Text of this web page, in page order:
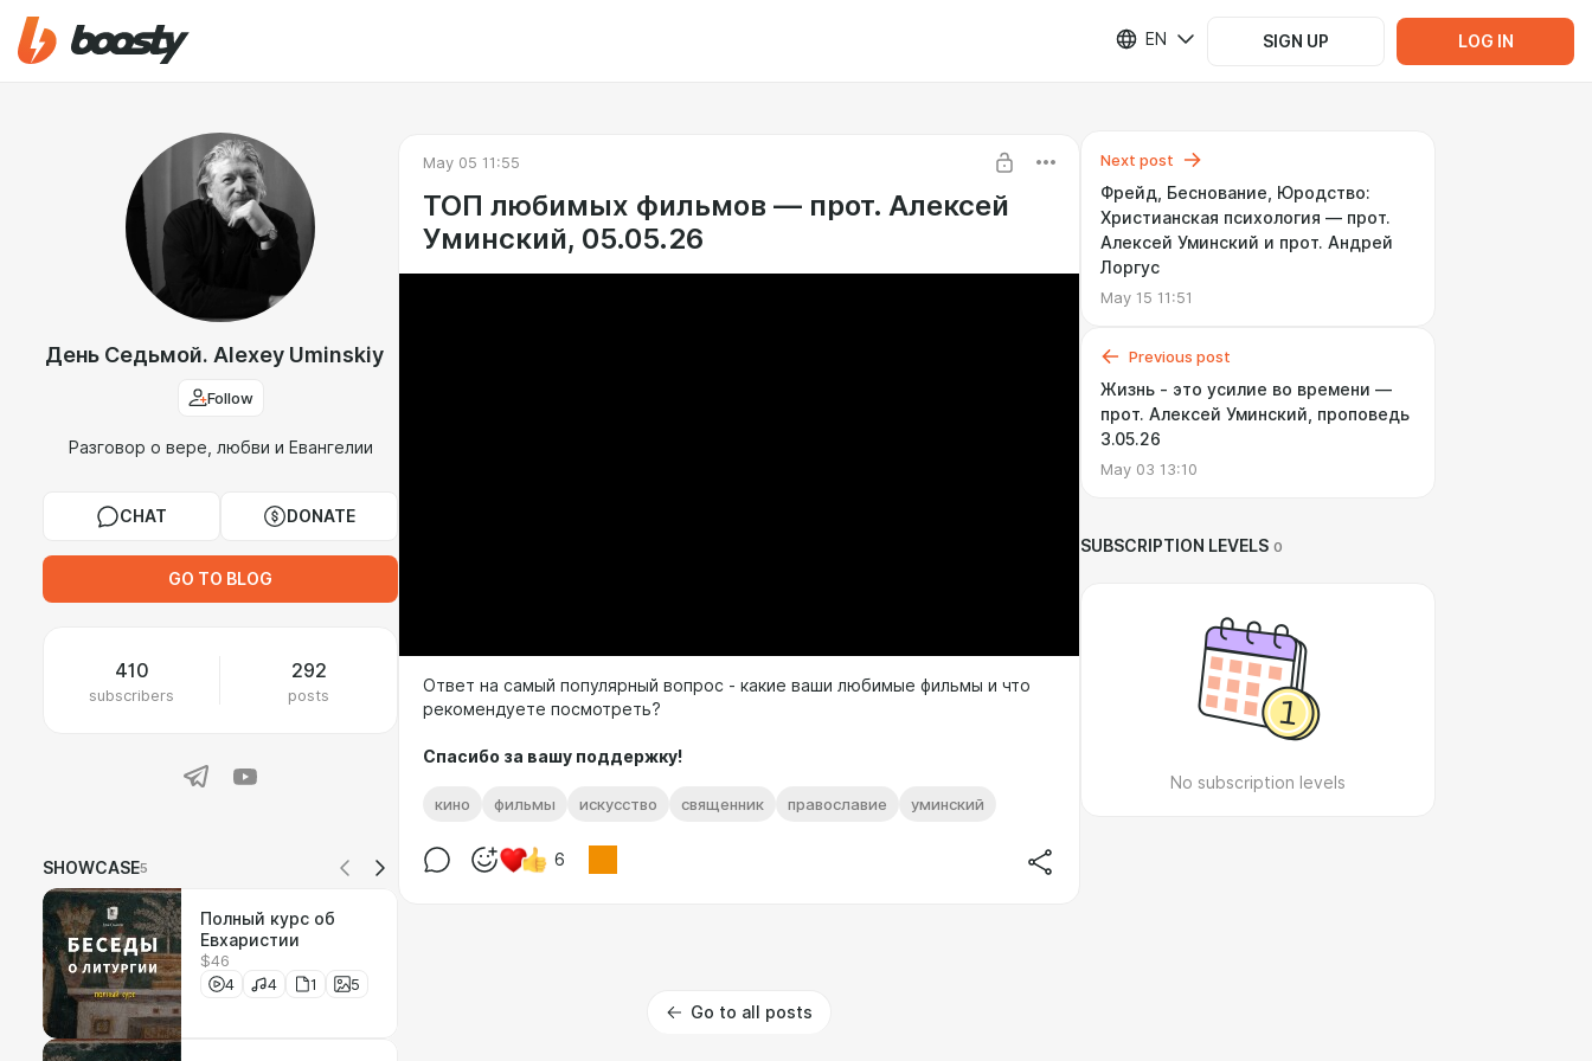
EN SIGN UP LOG IN
День Седьмой. Alexey Uminskiy
Follow
Разговор о вере, любви и Евангелии
CHAT DONATE
GO TO BLOG
410
subscribers
292
posts
SHOWCASE5
Полный курс об
Евхаристии
$46
4
4 1 5
May 05 11:55
ТОП любимых фильмов — прот. Алексей
Уминский, 05.05.26
Ответ на самый популярный вопрос - какие ваши любимые фильмы и что
рекомендуете посмотреть?
Спасибо за вашу поддержку!
кино фильмы искусство священник православие уминский
6
Go to all posts
Next post
Фрейд, Беснование, Юродство:
Христианская психология — прот.
Алексей Уминский и прот. Андрей
Лоргус
May 15 11:51
Previous post
Жизнь - это усилие во времени —
прот. Алексей Уминский, проповедь
3.05.26
May 03 13:10
SUBSCRIPTION LEVELS 0
No subscription levels